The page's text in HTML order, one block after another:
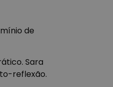
de
Sara
reflexão.